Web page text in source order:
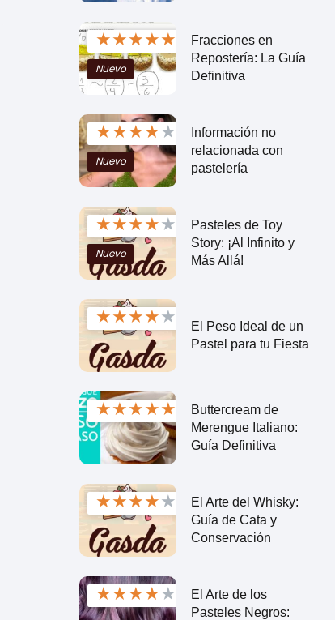
★★★★★
Nuevo
Fracciones en
Repostería: La Guía
Definitiva
★★★★★
Nuevo
Información no
relacionada con
pastelería
★★★★★
Nuevo
Pasteles de Toy
Story: ¡Al Infinito y
Más Allá!
★★★★★
El Peso Ideal de un
Pastel para tu Fiesta
★★★★★
Buttercream de
Merengue Italiano:
Guía Definitiva
★★★★★
El Arte del Whisky:
Guía de Cata y
Conservación
★★★★★
El Arte de los
Pasteles Negros: